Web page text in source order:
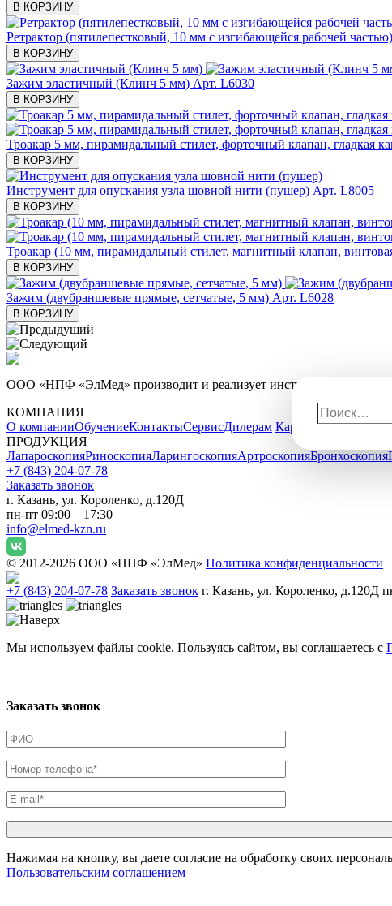
В КОРЗИНУ
Ретрактор (пятилепестковый, 10 мм с изгибающейся рабочей частью)
В КОРЗИНУ
Зажим эластичный (Клинч 5 мм) Арт. L6030
В КОРЗИНУ
Троакар 5 мм, пирамидальный стилет, форточный клапан, гладкая
В КОРЗИНУ
Инструмент для опускания узла шовной нити (пушер) Арт. L8005
В КОРЗИНУ
Троакар (10 мм, пирамидальный стилет, магнитный клапан,
В КОРЗИНУ
Зажим (двубраншевые прямые, сетчатые, 5 мм) Арт. L6028
В КОРЗИНУ
ООО «НПФ «ЭлМед» производит и реализует инструменты,
КОМПАНИЯ
О компанииОбучениеКонтактыСервисДилерам Карта сайта
ПРОДУКЦИЯ
ЛапароскопияРиноскопияЛарингоскопияАртроскопияБронхоскопия
+7 (843) 204-07-78
Заказать звонок
г. Казань, ул. Короленко, д.120Д
пн-пт 09:00 – 17:30
info@elmed-kzn.ru
© 2012-2026 ООО «НПФ «ЭлМед» Политика конфиденциальности
+7 (843) 204-07-78 Заказать звонок г. Казань, ул. Короленко, д.120Д
Мы используем файлы cookie. Пользуясь сайтом, вы соглашаетесь с
Заказать звонок
Нажимая на кнопку, вы даете согласие на обработку своих
Пользовательским соглашением
Поиск…